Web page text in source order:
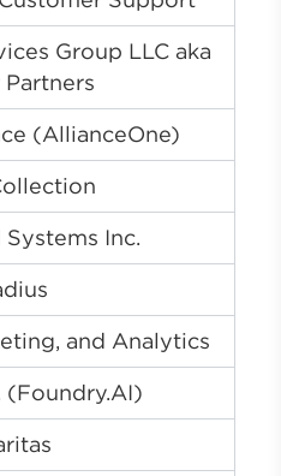
Group LLC aka
(AllianceOne)
Inc.
and Analytics
(Foundry.AI)